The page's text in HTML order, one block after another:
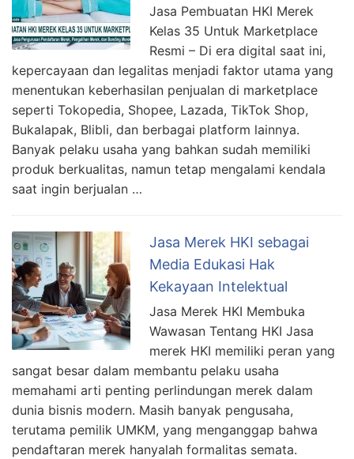
Jasa Pembuatan HKI Merek
Kelas 35 Untuk Marketplace
Resmi – Di era digital saat ini,
kepercayaan dan legalitas menjadi faktor utama yang
menentukan keberhasilan penjualan di marketplace
seperti Tokopedia, Shopee, Lazada, TikTok Shop,
Bukalapak, Blibli, dan berbagai platform lainnya.
Banyak pelaku usaha yang bahkan sudah memiliki
produk berkualitas, namun tetap mengalami kendala
saat ingin berjualan …
Jasa Merek HKI sebagai
Media Edukasi Hak
Kekayaan Intelektual
Jasa Merek HKI Membuka
Wawasan Tentang HKI Jasa
merek HKI memiliki peran yang
sangat besar dalam membantu pelaku usaha
memahami arti penting perlindungan merek dalam
dunia bisnis modern. Masih banyak pengusaha,
terutama pemilik UMKM, yang menganggap bahwa
pendaftaran merek hanyalah formalitas semata.